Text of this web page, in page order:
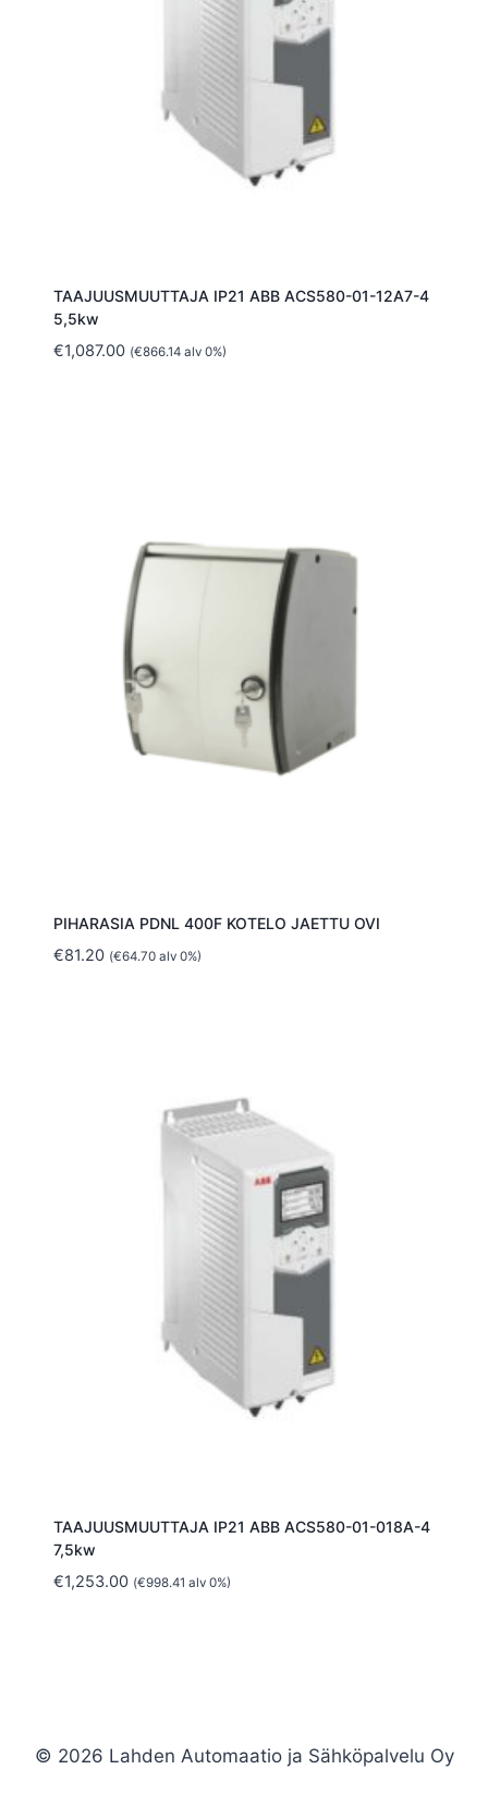
TAAJUUSMUUTTAJA IP21 ABB ACS580-01-12A7-4
5,5kw
€1,087.00 (€866.14alv 0%)
PIHARASIA PDNL 400F KOTELO JAETTU OVI
€81.20 (€64.70alv 0%)
TAAJUUSMUUTTAJA IP21 ABB ACS580-01-018A-4
7,5kw
€1,253.00 (€998.41 alv 0%)
© 2026 Lahden Automaatio ja Sähköpalvelu Oy